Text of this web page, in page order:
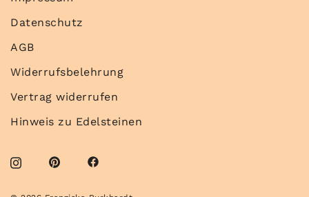
Datenschutz
AGB
Widerrufsbelehrung
Vertrag widerrufen
Hinweis zu Edelsteinen